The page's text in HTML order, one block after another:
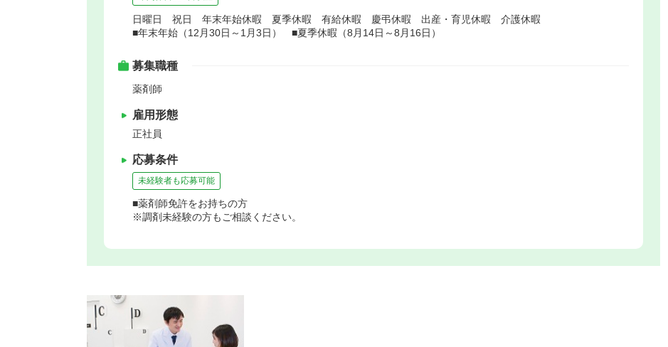
日曜日 祝日 年末年始休暇 夏季休暇 有給休暇 慶弔休暇 出産・育児休暇 介護休暇
■年末年始（12月30日～1月3日） ■夏季休暇（8月14日～8月16日）
募集職種
薬剤師
雇用形態
正社員
応募条件
未経験者も応募可能
■薬剤師免許をお持ちの方
※調剤未経験の方もご相談ください。